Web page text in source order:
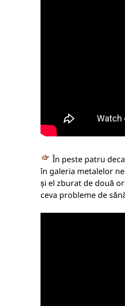
În peste patru
în galeria metalelor
și el zburat de două
ceva probleme de